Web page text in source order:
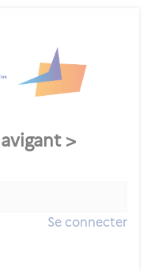
Se connecter